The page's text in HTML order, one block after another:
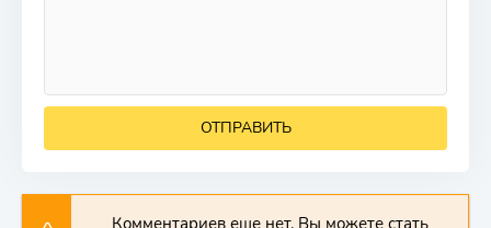
ОТПРАВИТЬ
Комментариев еще нет. Вы можете стать